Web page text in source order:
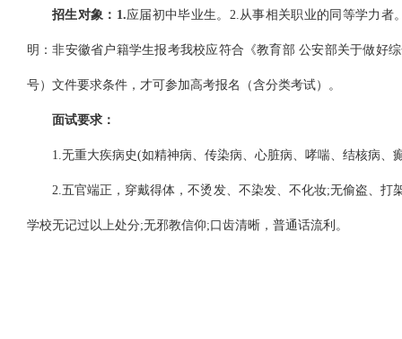
招生对象：1.应届初中毕业生。2.从事相关职业的同等学力
明：非安徽省户籍学生报考我校应符合 《教育部 公安部关于做好
号） 文件要求条件，才可参加高考报名（含分类考试）。
面试要求：
1.无重大疾病史(如精神病、传染病、心脏病、哮喘、结核病、
2.五官端正，穿戴得体，不烫发、不染发、不化妆;无偷盗、
学校无记过以上处分;无邪教信仰;口齿清晰，普通话流利。